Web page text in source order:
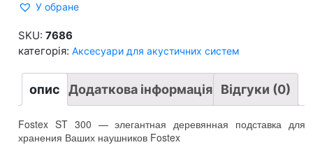
ST300У обране
SKU:7686
категорія:Аксесуари для акустичних систем
опис Додаткова інформація Відгуки (0)
Fostex ST 300 — элегантная деревянная подставка для
хранения Ваших наушников Fostex